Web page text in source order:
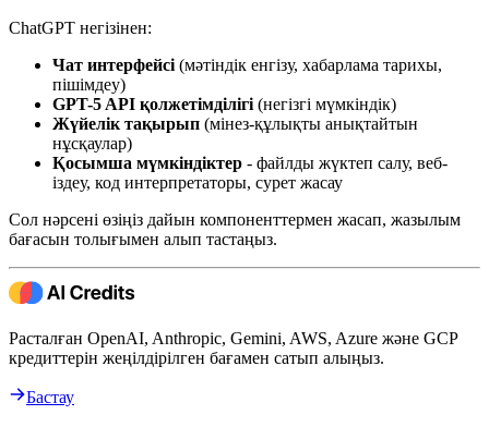
ChatGPT негізінен:
Чат интерфейсі (мәтіндік енгізу, хабарлама тарихы,
пішімдеу)
GPT-5 API қолжетімділігі (негізгі мүмкіндік)
Жүйелік тақырып (мінез-құлықты анықтайтын
нұсқаулар)
Қосымша мүмкіндіктер - файлды жүктеп салу, веб-
іздеу, код интерпретаторы, сурет жасау
Сол нәрсені өзіңіз дайын компоненттермен жасап, жазылым
бағасын толығымен алып тастаңыз.
Расталған OpenAI, Anthropic, Gemini, AWS, Azure және GCP
кредиттерін жеңілдірілген бағамен сатып алыңыз.
Бастау